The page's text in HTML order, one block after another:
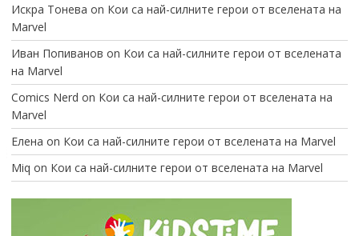
Искра Тонева on Кои са най-силните герои от вселената на
Marvel
Иван Попиванов on Кои са най-силните герои от вселената
на Marvel
Comics Nerd on Кои са най-силните герои от вселената на
Marvel
Елена on Кои са най-силните герои от вселената на Marvel
Miq on Кои са най-силните герои от вселената на Marvel